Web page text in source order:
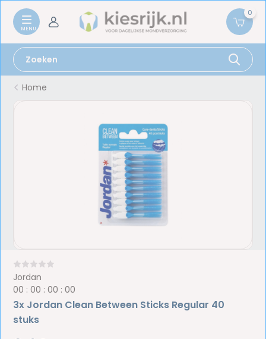
0
Home
Jordan
00 :00 :00 :00
3x Jordan Clean Between Sticks Regular 40
stuks